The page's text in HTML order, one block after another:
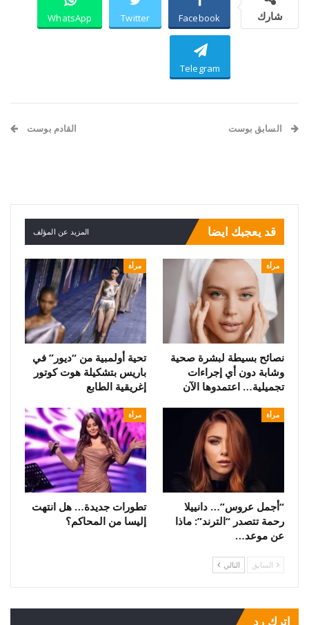
شارك Facebook
Twitter
WhatsApp
Telegram
السابق بوست القادم بوست
قد يعجبك ايضا المزيد عن المؤلف
مرأة
نصائح بسيطة لبشرة صحية
وشابة دون أي إجراءات
تجميلية… اعتمدوها الآن
مرأة
تحية أولمبية من “ديور” في
باريس بتشكيلة هوت كوتور
إغريقية الطابع
مرأة
“أجمل عروس”… دانييلا
رحمة تتصدر “الترند”: ماذا
عن موعد…
مرأة
تطورات جديدة… هل انتهت
إليسا من المحاكم؟
السابق التالي
اترك رد